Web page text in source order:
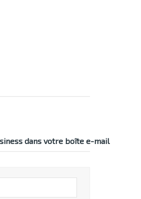
dans votre boîte e-mail